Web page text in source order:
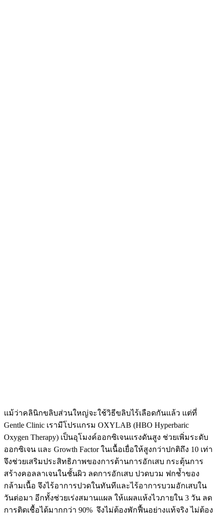
แม้ว่าคลินิกขลิบส่วนใหญ่จะใช้วิธีขลิบไร้เลือดกันแล้ว แต่ที่
Gentle Clinic เรามีโปรแกรม OXYLAB (HBO Hyperbaric
Oxygen Therapy) เป็นอุโมงค์ออกซิเจนแรงดันสูง ช่วยเพิ่มระดับ
ออกซิเจน และ Growth Factor ในเนื้อเยื่อให้สูงกว่าปกติถึง 10 เท่า
จึงช่วยเสริมประสิทธิภาพของการต้านการอักเสบ กระตุ้นการ
สร้างคอลลาเจนในชั้นผิว ลดการอักเสบ ปวดบวม ฟกช้ำของ
กล้ามเนื้อ จึงไร้อาการปวดในทันทีและไร้อาการบวมอักเสบใน
วันต่อมา อีกทั้งช่วยเร่งสมานแผล ให้แผลแห้งไวภายใน 3 วัน ลด
การติดเชื้อได้มากกว่า 90% จึงไม่ต้องพักฟื้นอย่างแท้จริง ไม่ต้อง